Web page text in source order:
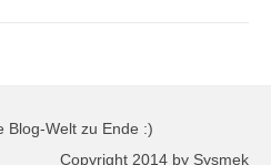
Blog-Welt zu Ende :)
Copyright 2014 by Sysmek